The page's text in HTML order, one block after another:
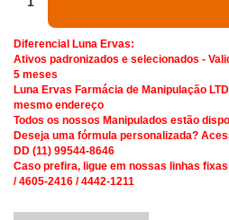
Diferencial Luna Ervas:
Ativos padronizados e selecionados -
5 meses
Luna Ervas Farmácia de Manipulação
mesmo endereço
Todos os nossos Manipulados estão
Deseja uma fórmula personalizada?
DD (11) 99544-8646
Caso prefira, ligue em nossas linhas fixas
/ 4605-2416 / 4442-1211